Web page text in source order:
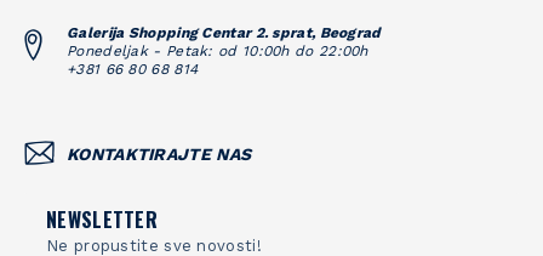
Galerija Shopping Centar 2. sprat, Beograd
Ponedeljak - Petak: od 10:00h do 22:00h
+381 66 80 68 814
KONTAKTIRAJTE NAS
NEWSLETTER
Ne propustite sve novosti!